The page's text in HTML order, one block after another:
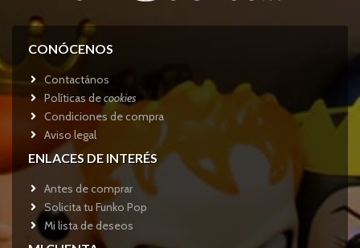
CONÓCENOS
Contactános
Políticas decookies
Condiciones de compra
Aviso legal
ENLACES DE INTERÉS
Antes de comprar
Solicita tu Funko Pop
Mi lista de deseos